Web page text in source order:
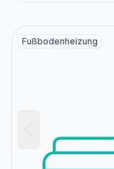
Fußbodenheizung